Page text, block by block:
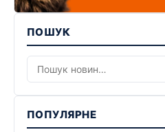
ПОШУК
ПОПУЛЯРНЕ